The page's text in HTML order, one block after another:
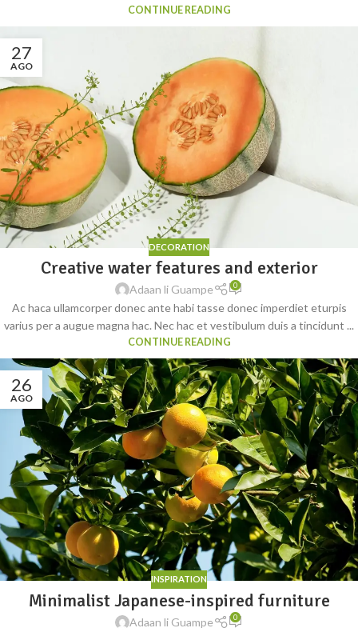
CONTINUE READING
27
AGO
DECORATION
Creative water features and exterior
Adaan li Guampe 0
Ac haca ullamcorper donec ante habi tasse donec imperdiet eturpis
varius per a augue magna hac. Nec hac et vestibulum duis a tincidunt ...
CONTINUE READING
26
AGO
INSPIRATION
Minimalist Japanese-inspired furniture
Adaan li Guampe 0